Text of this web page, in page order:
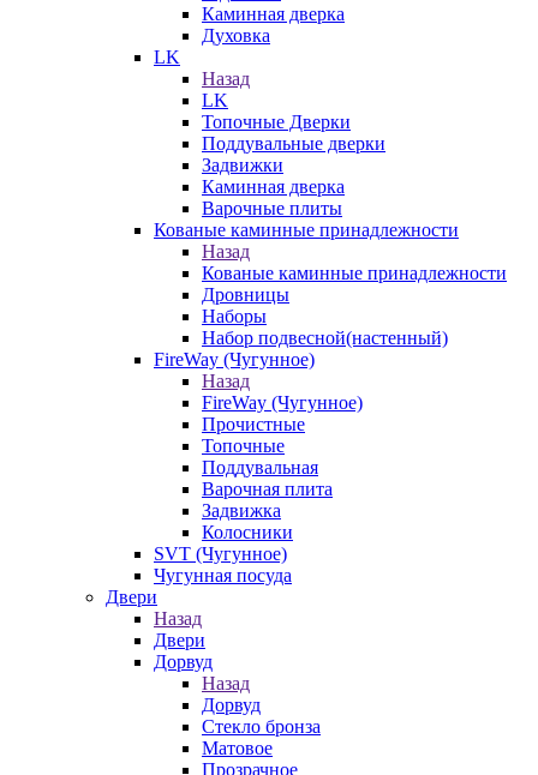
Каминная дверка
Духовка
LK
Назад
LK
Топочные Дверки
Поддувальные дверки
Задвижки
Каминная дверка
Варочные плиты
Кованые каминные принадлежности
Назад
Кованые каминные принадлежности
Дровницы
Наборы
Набор подвесной(настенный)
FireWay (Чугунное)
Назад
FireWay (Чугунное)
Прочистные
Топочные
Поддувальная
Варочная плита
Задвижка
Колосники
SVT (Чугунное)
Чугунная посуда
Двери
Назад
Двери
Дорвуд
Назад
Дорвуд
Стекло бронза
Матовое
Прозрачное